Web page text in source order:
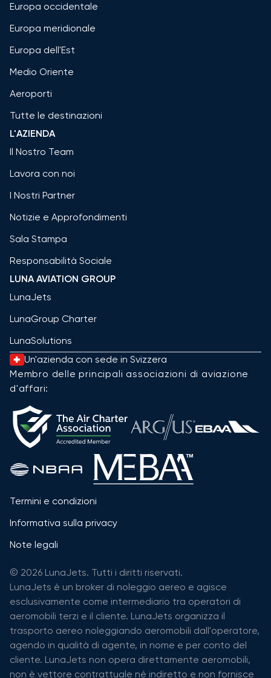
Europa occidentale
Europa meridionale
Europa dell'Est
Medio Oriente
Aeroporti
Tutte le destinazioni
L'AZIENDA
Il Nostro Team
Lavora con noi
I Nostri Partner
Notizie e Approfondimenti
Sala Stampa
Responsabilità Sociale
LUNA AVIATION GROUP
LunaJets
LunaGroup Charter
LunaSolutions
Un'azienda con sede in Svizzera
Membro delle principali associazioni di aviazione
d'affari:
Termini e condizioni
Informativa sulla privacy
Note legali
© 2026 LunaJets. Tutti i diritti riservati.
LunaJets è un broker di noleggio aereo e agisce
esclusivamente come intermediario tra operatori di
aeromobili terzi e il cliente. LunaJets organizza il
trasporto aereo noleggiando aeromobili dall'operatore,
agendo in qualità di agente, in nome e per conto del
cliente. LunaJets non opera direttamente aeromobili,
non è vettore contrattuale né indiretto e non fornisce